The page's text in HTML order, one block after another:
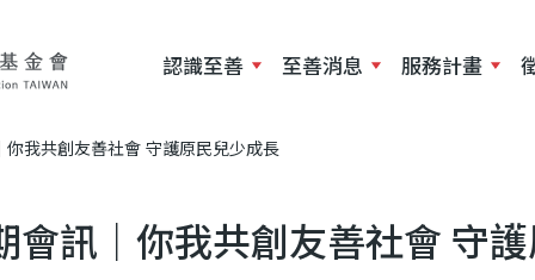
認識至善 至善消息 服務計畫
你我共創友善社會 守護原民兒少成長
會訊｜你我共創友善社會 守